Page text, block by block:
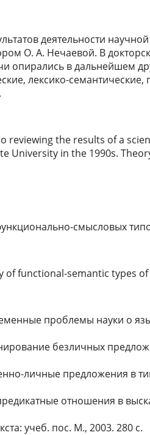
деятельности
О. А. Нечаевой. В
опирались в дальнейшем
лексико-
reviewing the results of a
University in the 1990s.
смысловых
of functional-semantic types
проблемы науки о
безличных
личные предложения в
отношения в
учеб. пос. М., 2003. 280 с.